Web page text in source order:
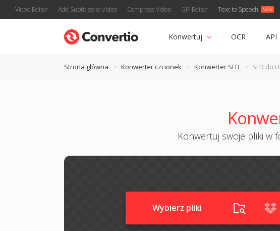
Video Editor Add Subtitles to Video Compress Video GIF Editor Text to Speech
Konwertuj OCR API
Strona główna Konwerter czcionek Konwerter SFD SFD do
Konwertuj swoje pliki w
Wybierz pliki